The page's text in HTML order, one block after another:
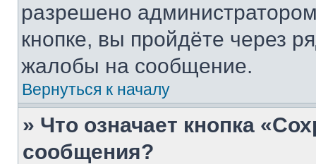
разрешено
кнопке, вы пройдёте через
жалобы на сообщение.
Вернуться к началу
» Что означает кнопка
сообщения?